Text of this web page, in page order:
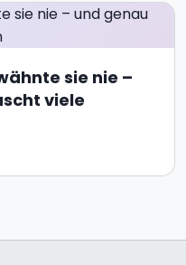
sie nie –
viele